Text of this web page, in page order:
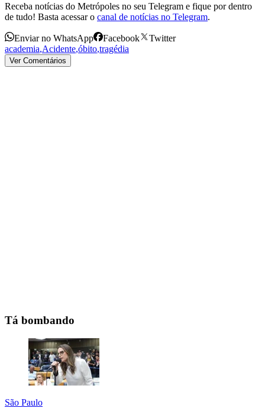
Receba notícias do Metrópoles no seu Telegram e fique por dentro
de tudo! Basta acessar o canal de notícias no Telegram.
Enviar no WhatsApp Facebook
Twitter
academia,Acidente,óbito,tragédia
Ver Comentários
Tá bombando
São Paulo